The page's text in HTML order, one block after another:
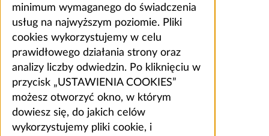
minimum wymaganego do świadczenia
usług na najwyższym poziomie. Pliki
cookies wykorzystujemy w celu
prawidłowego działania strony oraz
analizy liczby odwiedzin. Po kliknięciu w
przycisk „USTAWIENIA COOKIES”
możesz otworzyć okno, w którym
dowiesz się, do jakich celów
wykorzystujemy pliki cookie, i